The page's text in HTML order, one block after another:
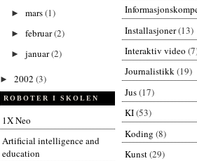
► mars(1)
► februar(2)
► januar(2)
► 2002 (3)
ROBOTER I SKOLEN
1X Neo
Artificial intelligence and
education
Installasjoner(13)
Interaktiv video
Journalistikk(19)
Jus(17)
KI(53)
Koding (8)
Kunst(29)